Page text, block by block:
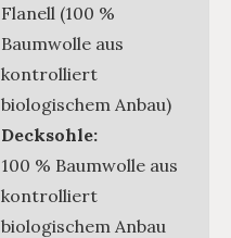
Flanell (100 %
Baumwolle aus
kontrolliert
biologischem Anbau)
Decksohle:
100 % Baumwolle aus
kontrolliert
biologischem Anbau